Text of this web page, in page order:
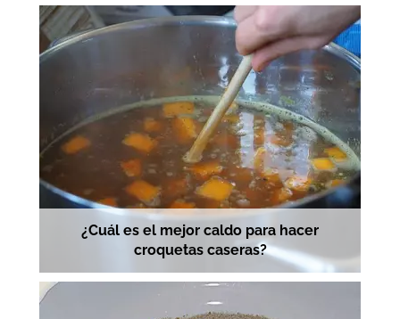
¿Cuál es el mejor caldo para hacer
croquetas caseras?